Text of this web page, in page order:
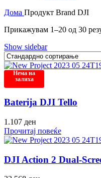
Дома Продукт Brand DJI
Прикажувам 1–20 од 30
Show sidebar
Нема на
залиха
Baterija DJI Tello
1.107 ден
Прочитај повеќе
DJI Action 2 Dual-